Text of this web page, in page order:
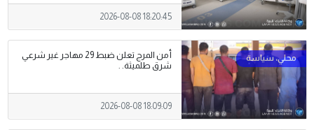
2026-08-08 18:20:45
أمن المرج تعلن ضبط 29 مهاجر غير شرعي
شرق طلميثة. .
2026-08-08 18:09:09